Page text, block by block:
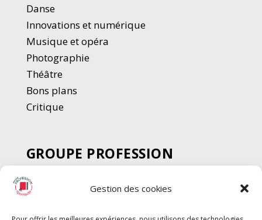
Gestion des cookies
Danse
Innovations et numérique
Musique et opéra
Photographie
Théâtre
Bons plans
Critique
GROUPE PROFESSION
SPECTACLE
Chèque Intermittents